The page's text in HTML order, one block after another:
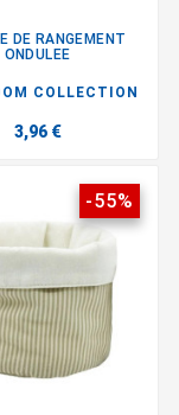
DE RANGEMENT
ONDULEE
COLLECTION
3,96 €
-55%